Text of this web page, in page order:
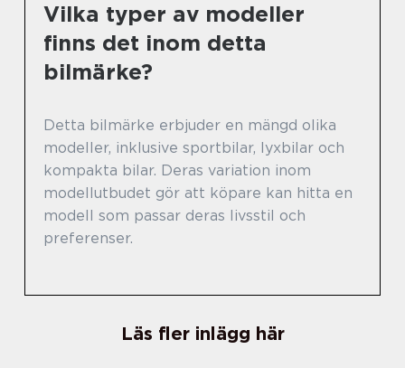
Vilka typer av modeller
finns det inom detta
bilmärke?
Detta bilmärke erbjuder en mängd olika
modeller, inklusive sportbilar, lyxbilar och
kompakta bilar. Deras variation inom
modellutbudet gör att köpare kan hitta en
modell som passar deras livsstil och
preferenser.
Läs fler inlägg här